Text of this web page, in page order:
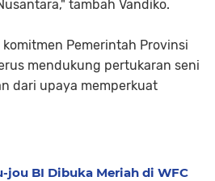
tambah Vandiko.
Pemerintah Provinsi
mendukung pertukaran seni
dari upaya memperkuat
jou BI Dibuka Meriah di WFC